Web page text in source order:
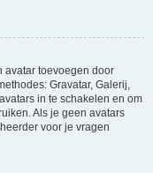
avatar toevoegen door
Gravatar, Galerij,
in te schakelen en om
Als je geen avatars
voor je vragen